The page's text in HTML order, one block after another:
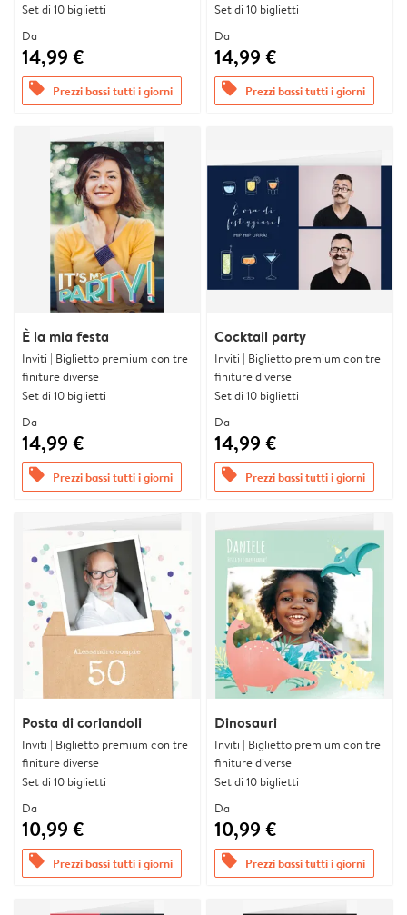
Set di 10 biglietti
Da
14,99 €
offers Prezzi bassi tutti i giorni
Set di 10 biglietti
Da
14,99 €
offers Prezzi bassi tutti i giorni
È la mia festa
Inviti | Biglietto premium con tre
finiture diverse
Set di 10 biglietti
Da
14,99 €
offers Prezzi bassi tutti i giorni
Cocktail party
Inviti | Biglietto premium con tre
finiture diverse
Set di 10 biglietti
Da
14,99 €
offers Prezzi bassi tutti i giorni
Posta di coriandoli
Inviti | Biglietto premium con tre
finiture diverse
Set di 10 biglietti
Da
10,99 €
offers Prezzi bassi tutti i giorni
Dinosauri
Inviti | Biglietto premium con tre
finiture diverse
Set di 10 biglietti
Da
10,99 €
offers Prezzi bassi tutti i giorni